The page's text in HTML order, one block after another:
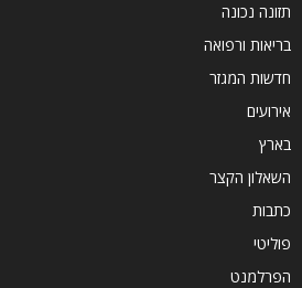
תזונה נכונה
בריאות ורפואה
חדשות המגזר
אירועים
בארץ
השאלון הקצר
כתבות
פוליטי
הפרלמנט